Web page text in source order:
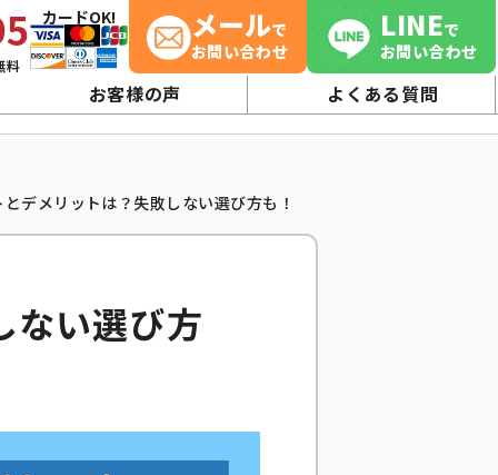
料
カードOK! メールで
お問い合わせ
LINEで
お問い合わせ
お客様の声 よくある質問
デメリットは？失敗しない選び方も！
ない選び方